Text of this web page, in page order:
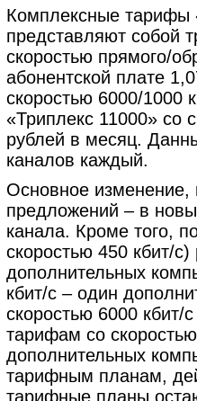
Комплексные тарифы
представляют собой
скоростью прямого/
абонентской плате
скоростью 6000/1000
«Триплекс 11000» со
рублей в месяц.
каналов каждый.
Основное изменение,
предложений – в
канала. Кроме того,
скоростью 450 кбит/
дополнительных
кбит/с – один
скоростью 6000
тарифам со
дополнительных
тарифным планам,
тарифные планы